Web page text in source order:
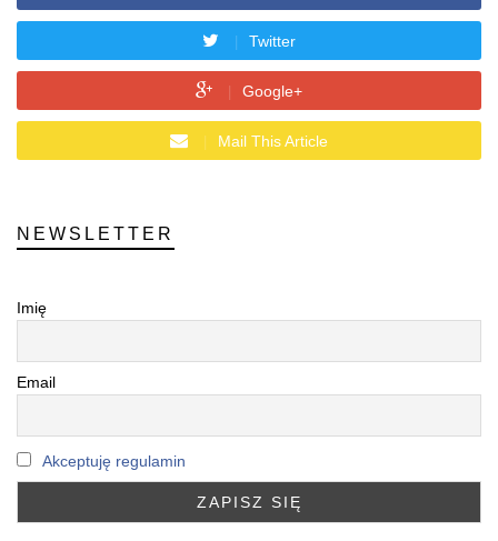
Twitter
Google+
Mail This Article
NEWSLETTER
Imię
Email
Akceptuję regulamin